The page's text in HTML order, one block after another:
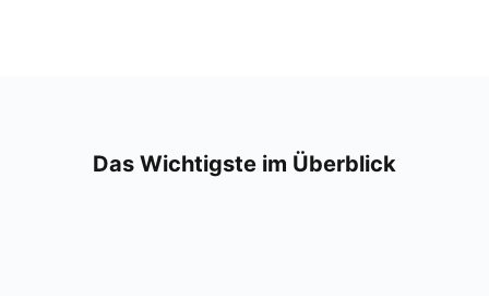
Das Wich­tigs­te im Über­blick